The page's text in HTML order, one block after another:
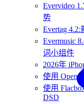
Evervideo
势
Evertag
Evermusic
词小组件
2026年
使用
使用
DSD